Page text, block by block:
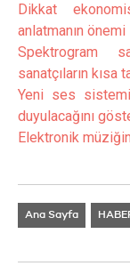
Dikkat
anlatmanın önemi
Spektrogram
sanatçıların kısa
Yeni ses sistemi
duyulacağını
Elektronik
Ana Sayfa